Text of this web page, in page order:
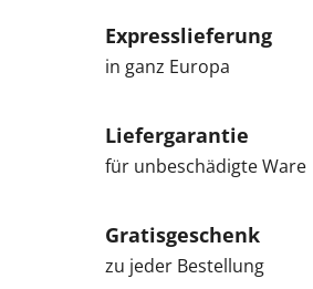
Expresslieferung
in ganz Europa
Liefergarantie
für unbeschädigte Ware
Gratisgeschenk
zu jeder Bestellung